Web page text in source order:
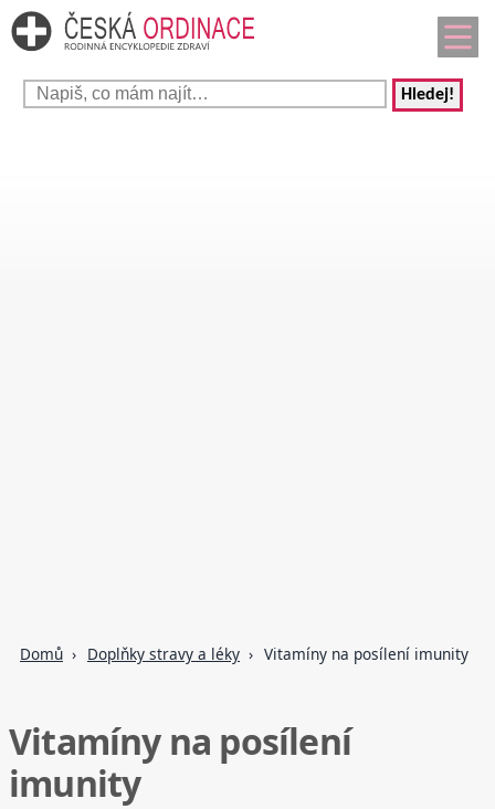
Hledej!
Domů Doplňky stravy a léky Vitamíny na posílení imunity
Vitamíny na posílení
imunity